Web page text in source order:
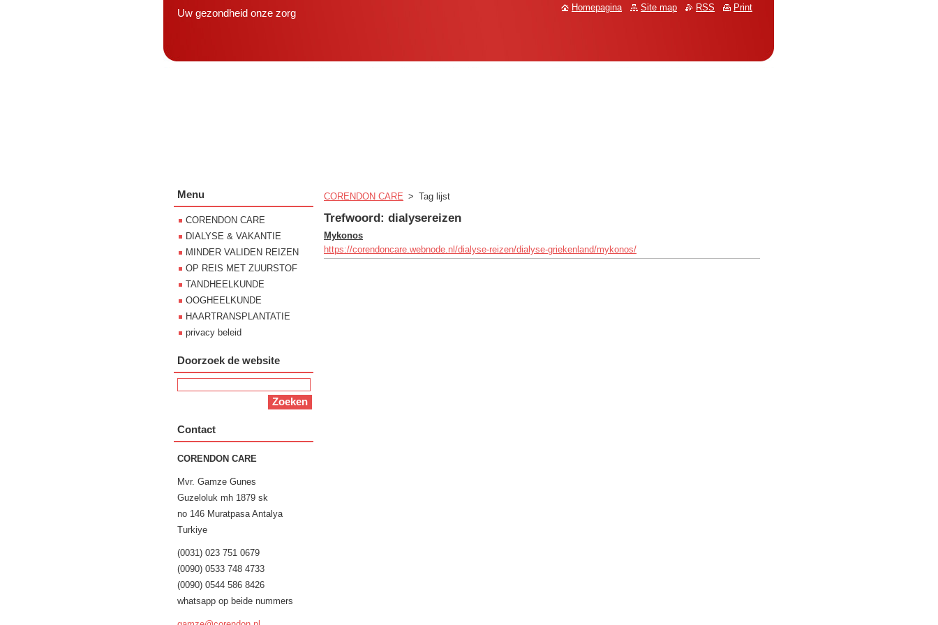
Uw gezondheid onze zorg
CORENDON CARE > Tag lijst
Trefwoord: dialysereizen
Mykonos
https://corendoncare.webnode.nl/dialyse-reizen/dialyse-griekenland/mykonos/
Menu
CORENDON CARE
DIALYSE & VAKANTIE
MINDER VALIDEN REIZEN
OP REIS MET ZUURSTOF
TANDHEELKUNDE
OOGHEELKUNDE
HAARTRANSPLANTATIE
privacy beleid
Doorzoek de website
Contact
CORENDON CARE
Mvr. Gamze Gunes
Guzeloluk mh 1879 sk
no 146 Muratpasa Antalya
Turkiye
(0031) 023 751 0679
(0090) 0533 748 4733
(0090) 0544 586 8426
whatsapp op beide nummers
Homepagina Site map RSS Print